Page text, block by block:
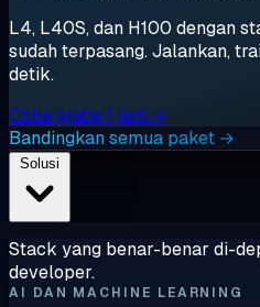
L4, L40S, dan H100 dengan
sudah terpasang. Jalankan,
detik.
Coba gratis 1 jam →
Bandingkan semua paket →
Stack yang benar-benar di-
developer.
AI DAN MACHINE LEARNING